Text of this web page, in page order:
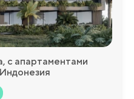
с апартаментами